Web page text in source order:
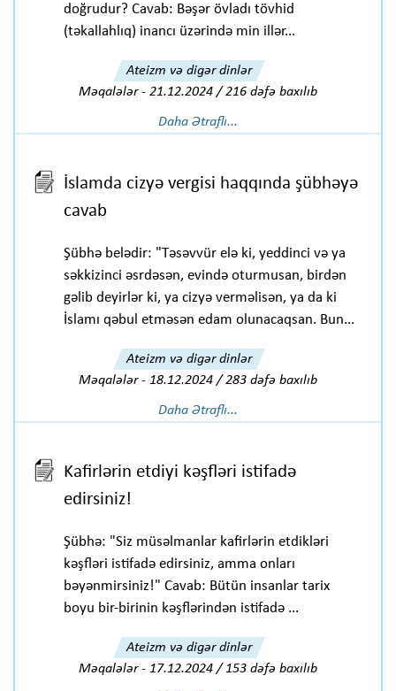
doğrudur? Cavab: Bəşər övladı tövhid
(təkallahlıq) inancı üzərində min illər...
Ateizm və digər dinlər
Məqalələr- 21.12.2024 / 216 dəfə baxılıb
Daha Ətraflı...
İslamda cizyə vergisi haqqında şübhəyə
cavab
Şübhə belədir: "Təsəvvür elə ki, yeddinci və ya
səkkizinci əsrdəsən, evində oturmusan, birdən
gəlib deyirlər ki, ya cizyə verməlisən, ya da ki
İslamı qəbul etməsən edam olunacaqsan. Bun...
Ateizm və digər dinlər
Məqalələr- 18.12.2024 / 283 dəfə baxılıb
Daha Ətraflı...
Kafirlərin etdiyi kəşfləri istifadə
edirsiniz!
Şübhə: "Siz müsəlmanlar kafirlərin etdikləri
kəşfləri istifadə edirsiniz, amma onları
bəyənmirsiniz!" Cavab: Bütün insanlar tarix
boyu bir-birinin kəşflərindən istifadə ...
Ateizm və digər dinlər
Məqalələr- 17.12.2024 / 153 dəfə baxılıb